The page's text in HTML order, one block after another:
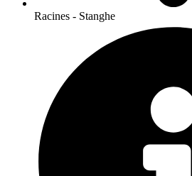
Racines - Stanghe